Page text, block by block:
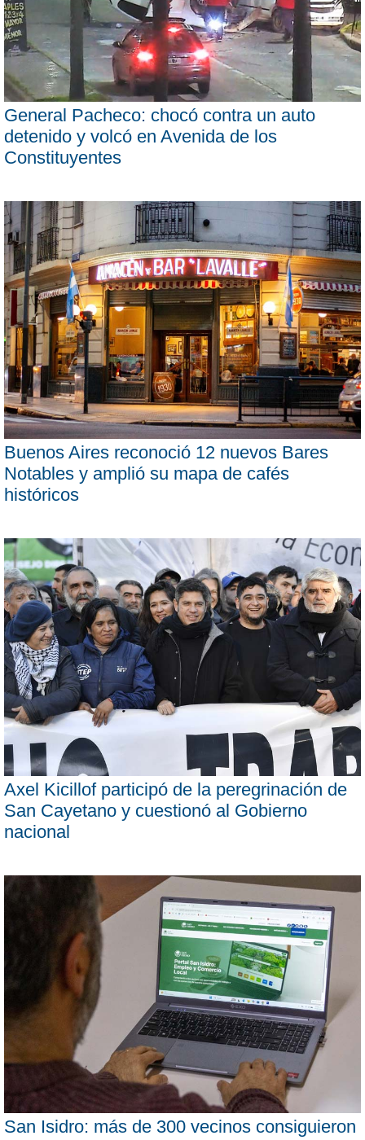
General Pacheco: chocó contra un auto
detenido y volcó en Avenida de los
Constituyentes
Buenos Aires reconoció 12 nuevos Bares
Notables y amplió su mapa de cafés
históricos
Axel Kicillof participó de la peregrinación de
San Cayetano y cuestionó al Gobierno
nacional
San Isidro: más de 300 vecinos consiguieron